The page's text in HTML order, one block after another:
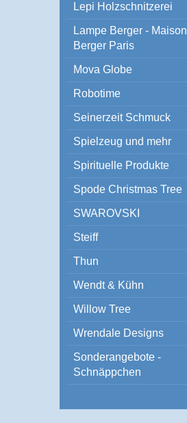
Lepi Holzschnitzerei
Lampe Berger - Maison
Berger Paris
Mova Globe
Robotime
Seinerzeit Schmuck
Spielzeug und mehr
Spirituelle Produkte
Spode Christmas Tree
SWAROVSKI
Steiff
Thun
Wendt & Kühn
Willow Tree
Wrendale Designs
Sonderangebote -
Schnäppchen